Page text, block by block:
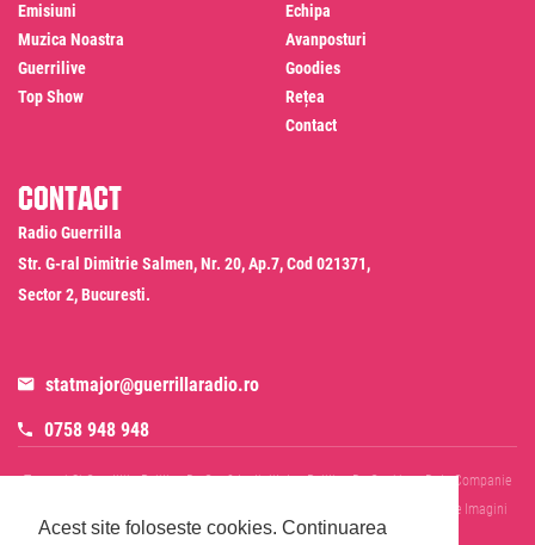
Acest site foloseste cookies. Continuarea
Emisiuni
Muzica Noastra
Guerrilive
Top Show
Echipa
Avanposturi
Goodies
Rețea
Contact
Contact
Radio Guerrilla
Str. G-ral Dimitrie Salmen, Nr. 20, Ap.7, Cod 021371,
Sector 2, Bucuresti.
statmajor@guerrillaradio.ro
0758 948 948
Termeni Si Conditii Politica De Confidentialitate Politica De Cookies
Date Companie
Informare Prelucrare Imagini
Evenimente
Cod Deontologic